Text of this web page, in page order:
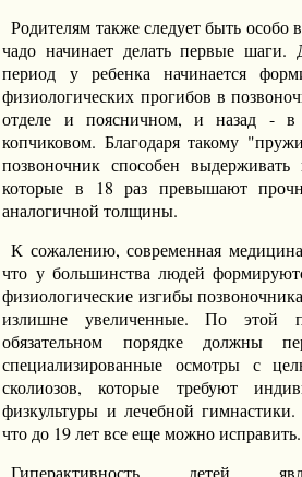
Родителям также следует быть особо
чадо начинает делать первые
период у ребенка начинается
физиологических прогибов в
отделе и поясничном, и назад - в
копчиковом. Благодаря такому
позвоночник способен выдерживать
которые в 18 раз превышают
аналогичной толщины.
К сожалению, современная
что у большинства людей
физиологические изгибы
излишне увеличенные. По этой
обязательном порядке должны
специализированные осмотры с
сколиозов, которые требуют
физкультуры и лечебной
что до 19 лет все еще можно исправить.
Гиперактивность детей